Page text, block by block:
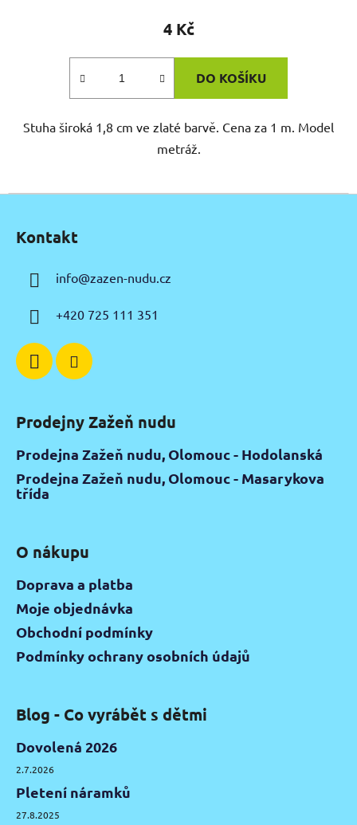
4 Kč
DO KOŠÍKU
Stuha široká 1,8 cm ve zlaté barvě. Cena za 1 m. Model
metráž.
Kontakt
info@zazen-nudu.cz
+420 725 111 351
Prodejny Zažeň nudu
Prodejna Zažeň nudu, Olomouc - Hodolanská
Prodejna Zažeň nudu, Olomouc - Masarykova
třída
O nákupu
Doprava a platba
Moje objednávka
Obchodní podmínky
Podmínky ochrany osobních údajů
Blog - Co vyrábět s dětmi
Dovolená 2026
2.7.2026
Pletení náramků
27.8.2025